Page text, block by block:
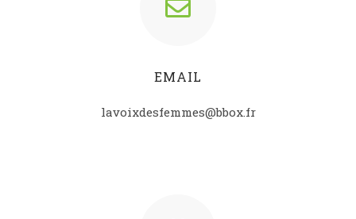
EMAIL
lavoixdesfemmes@bbox.fr